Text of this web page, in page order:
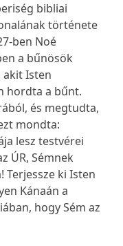
bibliai
története
ben Noé
a bűnösök
akit Isten
hordta a bűnt.
és megtudta,
mondta:
lesz testvérei
ÚR, Sémnek
Terjessze ki Isten
Kánaán a
hogy Sém az